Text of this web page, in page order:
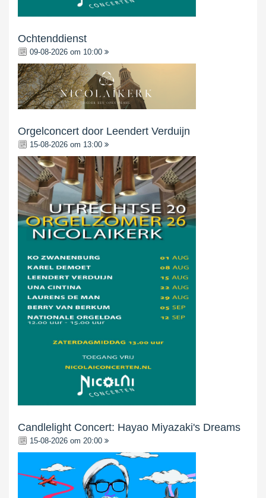
Ochtenddienst
09-08-2026 om 10:00
Orgelconcert door Leendert Verduijn
15-08-2026 om 13:00
Candlelight Concert: Hayao Miyazaki's Dreams
15-08-2026 om 20:00